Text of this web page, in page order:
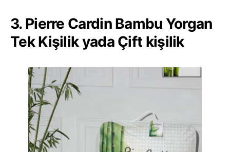
3. Pierre Cardin Bambu Yorgan
Tek Kişilik yada Çift kişilik